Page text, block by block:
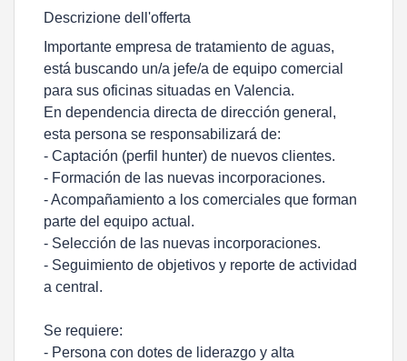
Descrizione dell'offerta
Importante empresa de tratamiento de aguas,
está buscando un/a jefe/a de equipo comercial
para sus oficinas situadas en Valencia.
En dependencia directa de dirección general,
esta persona se responsabilizará de:
- Captación (perfil hunter) de nuevos clientes.
- Formación de las nuevas incorporaciones.
- Acompañamiento a los comerciales que forman
parte del equipo actual.
- Selección de las nuevas incorporaciones.
- Seguimiento de objetivos y reporte de actividad
a central.
Se requiere:
- Persona con dotes de liderazgo y alta